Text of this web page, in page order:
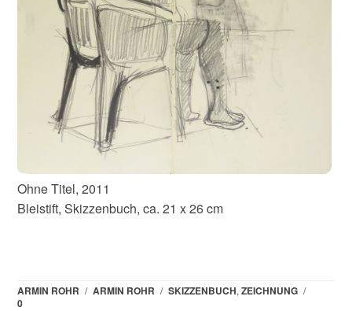
Ohne Titel, 2011
Bleistift, Skizzenbuch, ca. 21 x 26 cm
ARMIN ROHR / ARMIN ROHR / SKIZZENBUCH,ZEICHNUNG /
0